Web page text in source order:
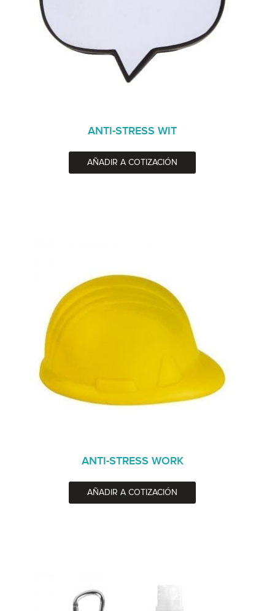
ANTI-STRESS WIT
AÑADIR A COTIZACIÓN
ANTI-STRESS WORK
AÑADIR A COTIZACIÓN